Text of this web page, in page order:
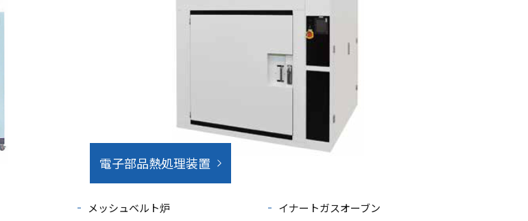
電子部品熱処理装置
メッシュベルト炉 イナートガスオーブン